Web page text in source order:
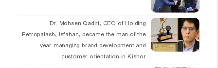
Dr. Mohsen Qadiri, CEO of Holding
Petropalash, Isfahan, became the man of the
year managing brand development and
customer orientation in Kishor